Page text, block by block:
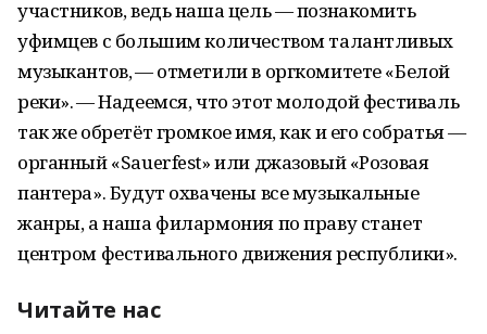
участников, ведь наша цель — познакомить
уфимцев с большим количеством талантливых
музыкантов, — отметили в оргкомитете «Белой
реки». — Надеемся, что этот молодой фестиваль
так же обретёт громкое имя, как и его собратья —
органный «Sauerfest» или джазовый «Розовая
пантера». Будут охвачены все музыкальные
жанры, а наша филармония по праву станет
центром фестивального движения рес­публики».
Читайте нас